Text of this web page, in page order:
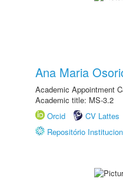
Ana Maria
Academic Appointment
Academic title: MS-3.2
Orcid
CV Lattes
Repositório